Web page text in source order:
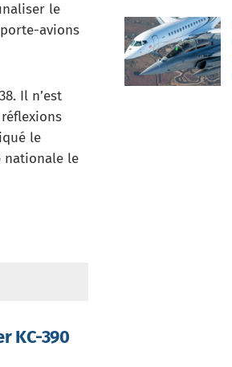
le
avions
Il n’est
le
nationale le
KC-390